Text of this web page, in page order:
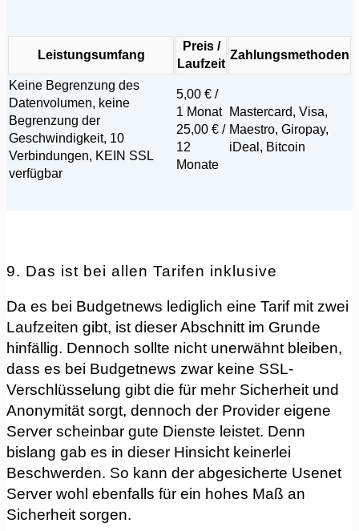
Leistungsumfang
Preis /
Laufzeit
Zahlungsmethoden
Keine Begrenzung des
Datenvolumen, keine
Begrenzung der
Geschwindigkeit, 10
Verbindungen, KEIN SSL
verfügbar
5,00 € /
1 Monat
25,00 € /
12
Monate
Mastercard, Visa,
Maestro, Giropay,
iDeal, Bitcoin
9. Das ist bei allen Tarifen inklusive
Da es bei Budgetnews lediglich eine Tarif mit zwei
Laufzeiten gibt, ist dieser Abschnitt im Grunde
hinfällig. Dennoch sollte nicht unerwähnt bleiben,
dass es bei Budgetnews zwar keine SSL-
Verschlüsselung gibt die für mehr Sicherheit und
Anonymität sorgt, dennoch der Provider eigene
Server scheinbar gute Dienste leistet. Denn
bislang gab es in dieser Hinsicht keinerlei
Beschwerden. So kann der abgesicherte Usenet
Server wohl ebenfalls für ein hohes Maß an
Sicherheit sorgen.